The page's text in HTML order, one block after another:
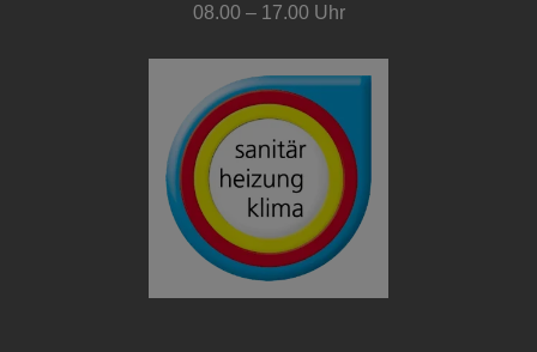
08.00 – 17.00 Uhr